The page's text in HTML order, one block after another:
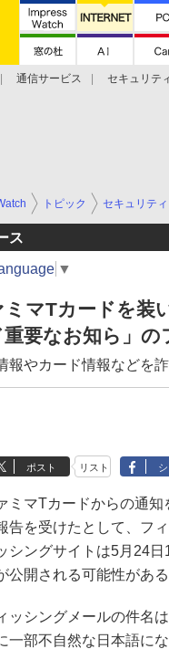
通信サービス セキュリテ
トピック セキュリティ
ス
▼
ミマTカードを装
重要なお知ら」
報やカード情報などを
ポスト リスト
マTカードからの通知
告を受けたとして、フ
シングサイトは5月24
公開される可能性があ
シングメールの件名
一部不自然な日本語に